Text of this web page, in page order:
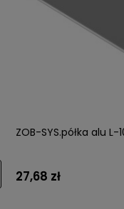
ZOB-SYS.półka alu
27,68 zł